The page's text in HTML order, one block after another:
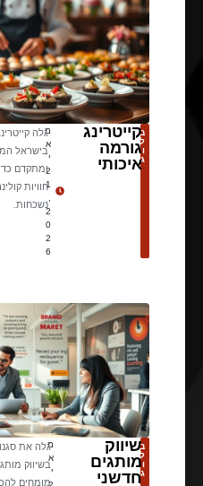
ב
ל
ו
ג
קייטרינג
גורמה
איכותי
מ
א
י
2
1
2
0
2
6
גלה
בישראל
ומתקדם
חוויות
נשכחות.
ב
ל
ו
ג
שיווק
מותגים
חדשני
מ
א
י
גלה את
בשיווק
מומחים